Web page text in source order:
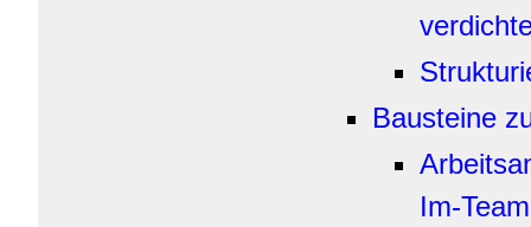
Bausteine
Im-